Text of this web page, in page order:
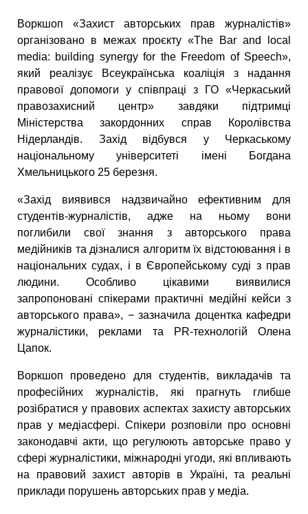
Воркшоп «Захист авторських прав журналістів»
організовано в межах проєкту «The Bar and local
media: building synergy for the Freedom of Speech»,
який реалізує Всеукраїнська коаліція з надання
правової допомоги у співпраці з ГО «Черкаський
правозахисний центр» завдяки підтримці
Міністерства закордонних справ Королівства
Нідерландів. Захід відбувся у Черкаському
національному університеті імені Богдана
Хмельницького 25 березня.
«Захід виявився надзвичайно ефективним для
студентів-журналістів, адже на ньому вони
поглибили свої знання з авторського права
медійників та дізналися алгоритм їх відстоювання і в
національних судах, і в Європейському суді з прав
людини. Особливо цікавими виявилися
запропоновані спікерами практичні медійні кейси з
авторського права», − зазначила доцентка кафедри
журналістики, реклами та PR-технологій Олена
Цапок.
Воркшоп проведено для студентів, викладачів та
професійних журналістів, які прагнуть глибше
розібратися у правових аспектах захисту авторських
прав у медіасфері. Спікери розповіли про основні
законодавчі акти, що регулюють авторське право у
сфері журналістики, міжнародні угоди, які впливають
на правовий захист авторів в Україні, та реальні
приклади порушень авторських прав у медіа.